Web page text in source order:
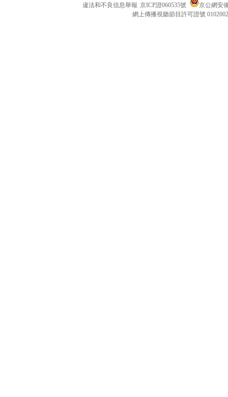
違法和不良信息舉報 京ICP證060535號
京公網安
網上傳播視聽節目許可證號